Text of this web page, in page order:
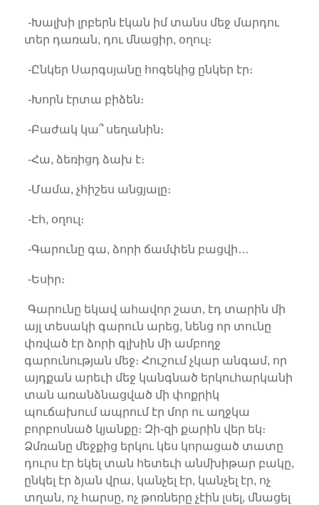
-Խալխի լրբերն էկան իմ տանս մեջ մարդու
տեր դառան, դու մնացիր, օղուլ։
-Ընկեր Սարգսյանը հոգեկից ընկեր էր։
-Խորն էրտա բիձեն։
-Բաժակ կա՞ սեղանին։
-Հա, ձեռիցդ ձախ է։
-Մամա, չհիշես անցյալը։
-Էհ, օղուլ։
-Գարունը գա, ձորի ճամփեն բացվի…
-Եսիր։
Գարունը եկավ ահավոր շատ, էդ տարին մի
այլ տեսակի գարուն արեց, նենց որ տունը
փռված էր ձորի գլխին մի ամբողջ
գարունության մեջ։ Հուշում չկար անգամ, որ
այդքան արեւի մեջ կանգնած երկուհարկանի
տան առանձնացված մի փոքրիկ
պուճախում ապրում էր մոր ու աղջկա
բորբոսնած կյանքը։ Զի-զի քարին վեր եկ։
Ձմռանը մեջքից երկու կես կորացած տատը
դուրս էր եկել տան հետեւի անմխիթար բակը,
ընկել էր ձյան վրա, կանչել էր, կանչել էր, ոչ
տղան, ոչ հարսը, ոչ թոռները չէին լսել, մնացել